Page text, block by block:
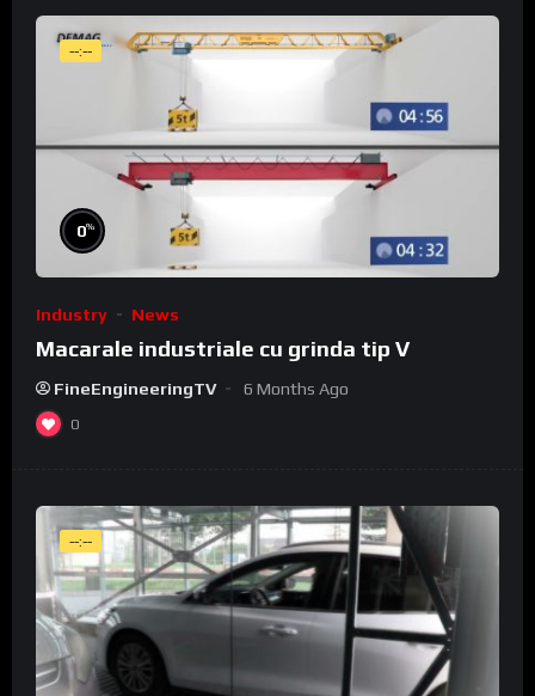
--:--
0%
Industry News
Macarale industriale cu grinda tip V
FineEngineeringTV 6 Months Ago
0
--:--